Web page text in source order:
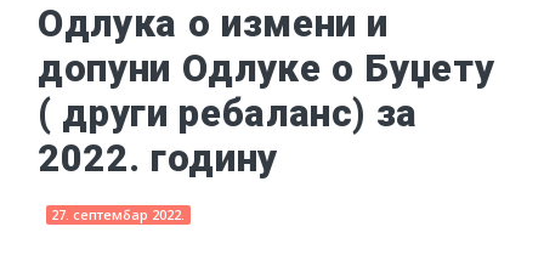
Одлука о измени и
допуни Одлуке о Буџету
( други ребаланс) за
2022. годину
27. септембар 2022.